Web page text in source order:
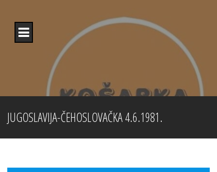
content
JUGOSLAVIJA-ČEHOSLOVAČKA 4.6.1981.